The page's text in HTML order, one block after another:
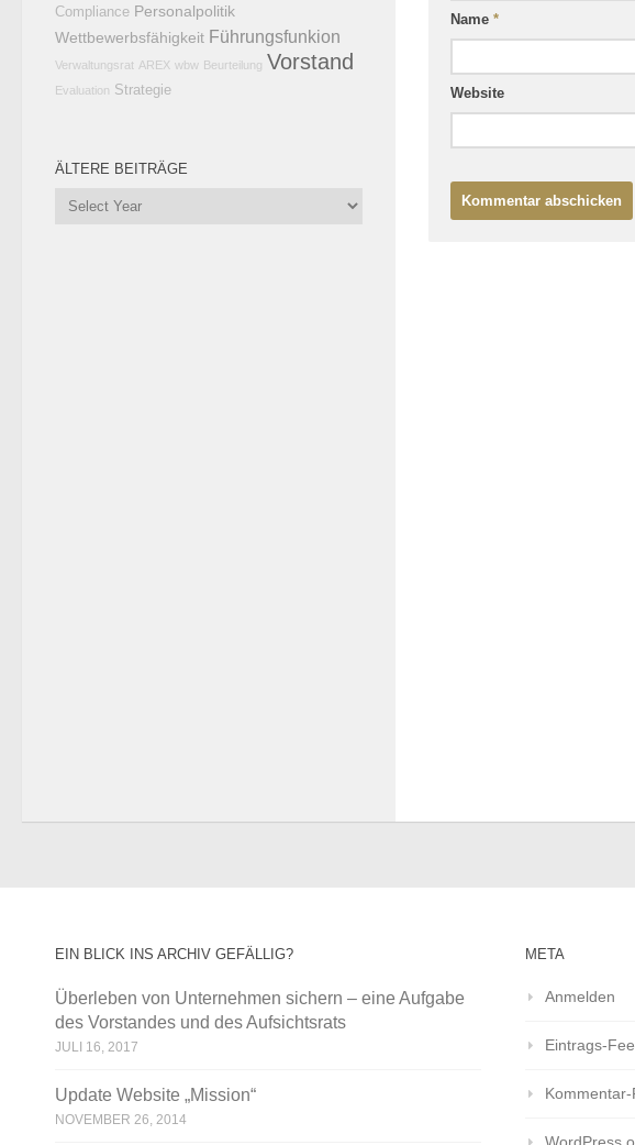
Name *
Website
Compliance Personalpolitik
Wettbewerbsfähigkeit Führungsfunkion
Verwaltungsrat AREX wbw Beurteilung Vorstand
Evaluation Strategie
ÄLTERE BEITRÄGE
EIN BLICK INS ARCHIV GEFÄLLIG?
Überleben von Unternehmen sichern – eine Aufgabe
des Vorstandes und des Aufsichtsrats
JULI 16, 2017
Update Website „Mission“
NOVEMBER 26, 2014
META
Anmelden
Eintrags-
Kommentar-